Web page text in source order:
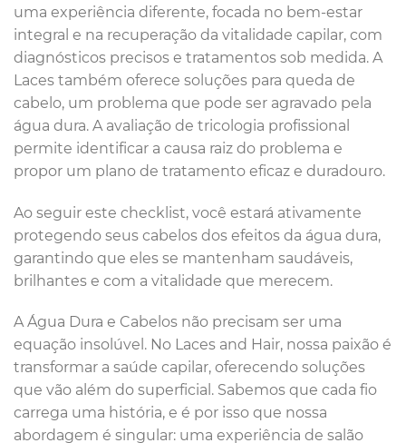
uma experiência diferente, focada no bem-estar
integral e na recuperação da vitalidade capilar, com
diagnósticos precisos e tratamentos sob medida. A
Laces também oferece soluções para queda de
cabelo, um problema que pode ser agravado pela
água dura. A avaliação de tricologia profissional
permite identificar a causa raiz do problema e
propor um plano de tratamento eficaz e duradouro.
Ao seguir este checklist, você estará ativamente
protegendo seus cabelos dos efeitos da água dura,
garantindo que eles se mantenham saudáveis,
brilhantes e com a vitalidade que merecem.
A Água Dura e Cabelos não precisam ser uma
equação insolúvel. No Laces and Hair, nossa paixão é
transformar a saúde capilar, oferecendo soluções
que vão além do superficial. Sabemos que cada fio
carrega uma história, e é por isso que nossa
abordagem é singular: uma experiência de salão